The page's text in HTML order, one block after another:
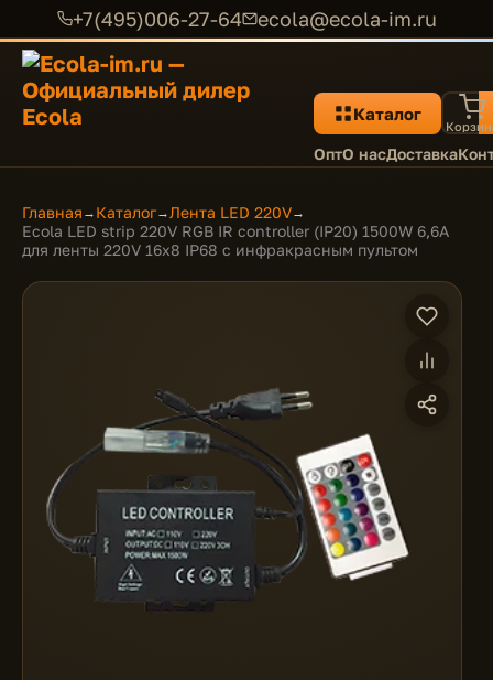
+7(495)006-27-64 ecola@ecola-im.ru
Каталог
ОптО насДоставка
Главная → Каталог→Лента LED 220V→
Ecola LED strip 220V RGB IR controller (IP20) 1500W 6,6A
для ленты 220V 16x8 IP68 с инфракрасным пультом